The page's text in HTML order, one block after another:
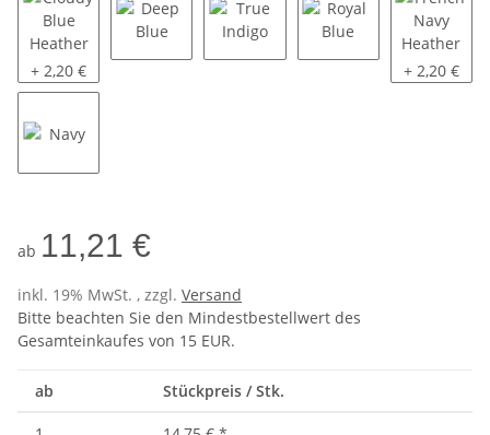
Cloudy Blue Heather
+ 2,20 € Royal BlueFrench
+ 2,20 €
ab 11,21 €
inkl. 19% MwSt. , zzgl. Versand
Bitte beachten Sie den Mindestbestellwert des
Gesamteinkaufes von 15 EUR.
ab Stückpreis / Stk.